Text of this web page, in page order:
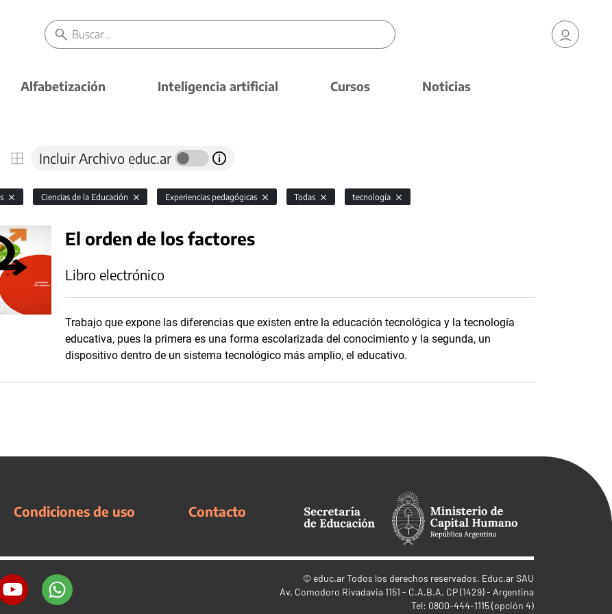
Alfabetización Inteligencia artificial Cursos Noticias
Incluir Archivo educ.ar
Ciencias de la Educación Experiencias pedagógicas Todas tecnología
El orden de los factores
Libro electrónico
Trabajo que expone las diferencias que existen entre la educación tecnológica y la tecnología
educativa, pues la primera es una forma escolarizada del conocimiento y la segunda, un
dispositivo dentro de un sistema tecnológico más amplio, el educativo.
Condiciones de uso Contacto
© educ.arTodos los derechos reservados. Educ.ar SAU
Av. Comodoro Rivadavia 1151 - C.A.B.A. CP (1429) - Argentina
Tel: 0800-444-1115 (opción 4)